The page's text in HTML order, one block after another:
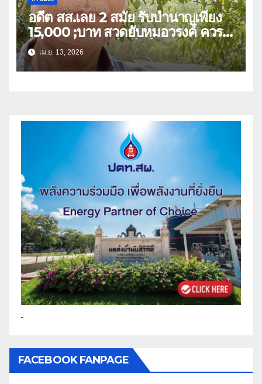
อดีต สส.เลย 2 สมัย รับบำนาญเพียง
15,000 ;บาท สวดยับหมอวรงค์ ควร
หาวิธีปรับลดแก้ไข ไม่ใช่ยกเลิก
เม.ย. 13, 2026
FACEBOOK FANPAGE